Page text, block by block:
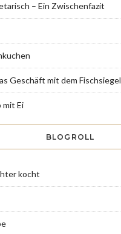
– Ein Zwischenfazit
Geschäft mit dem Fischsiegel
mit Ei
BLOGROLL
kocht